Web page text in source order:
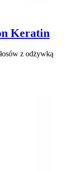
Keratin
z odżywką